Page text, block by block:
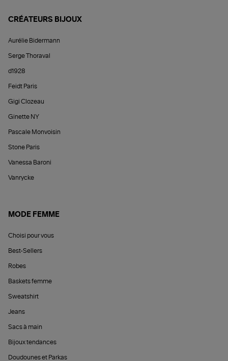
CRÉATEURS BIJOUX
Aurélie Bidermann
Serge Thoraval
d1928
Feidt Paris
Gigi Clozeau
Ginette NY
Pascale Monvoisin
Stone Paris
Vanessa Baroni
Vanrycke
MODE FEMME
Choisi pour vous
Best-Sellers
Robes
Baskets femme
Sweatshirt
Jeans
Sacs à main
Bijoux tendances
Doudounes et Parkas